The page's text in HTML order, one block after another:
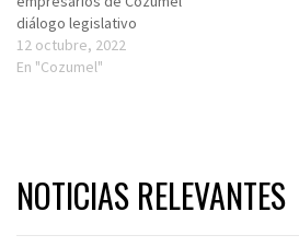
diálogo legislativo
12 octubre, 2022
En "Cozumel"
NOTICIAS RELEVANTES